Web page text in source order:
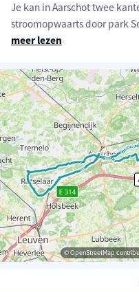
Je kan in Aarschot twee
stroomopwaarts door park
meer lezen
© OpenStreetMap